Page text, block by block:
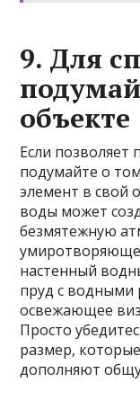
9. Для
объекте
Если позволяет
подумайте о
элемент в свой
воды может
безмятежную
настенный
пруд с водными
освежающее
Просто
размер,
дополняют